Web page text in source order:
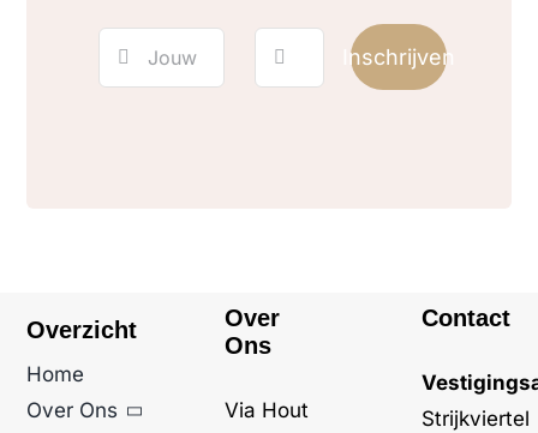
Inschrijven
Overzicht
Home
Over Ons
Over
Ons
Via Hout
Contact
Strijkviertel